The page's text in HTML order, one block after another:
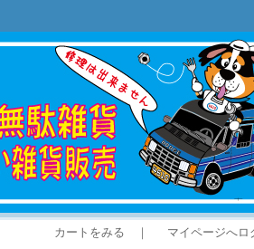
カートをみる ｜ マイページへロ